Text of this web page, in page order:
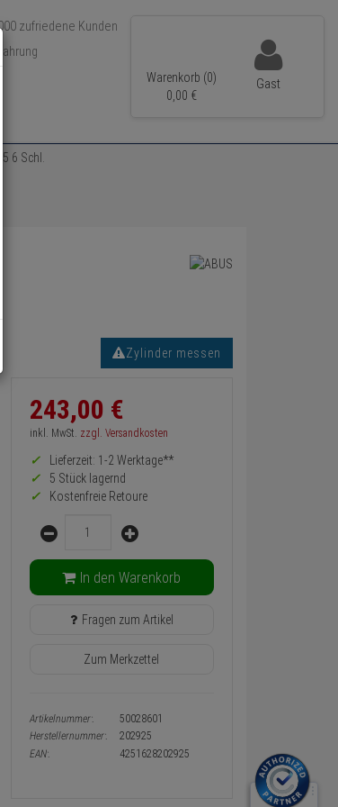
zufriedene Kunden
Warenkorb (0)
0, 00 €
Gast
6 Schl.
Zylinder messen
Informationen
zurück
Preis,
und
Warenkorb-
oder
Button
243,00 €
inkl. MwSt. zzgl. Versandkosten
Lieferzeit: 1-2 Werktage**
5 Stück lagernd
Kostenfreie Retoure
Menge
In den Warenkorb
Fragen zum Artikel
Zum Merkzettel
Artikelnummer:
50028601
Herstellernummer:
202925
EAN:
4251628202925